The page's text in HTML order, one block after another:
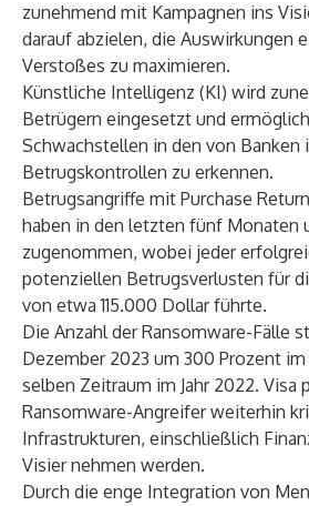
zunehmend mit Kampagnen ins
darauf abzielen, die Auswirkungen
Verstoßes zu maximieren.
Künstliche Intelligenz (KI) wird
Betrügern eingesetzt und
Schwachstellen in den von
Betrugskontrollen zu erkennen.
Betrugsangriffe mit Purchase
haben in den letzten fünf Monaten
zugenommen, wobei jeder
potenziellen Betrugsverlusten für
von etwa 115.000 Dollar führte.
Die Anzahl der Ransomware-Fälle
Dezember 2023 um 300 Prozent
selben Zeitraum im Jahr 2022. Visa
Ransomware-Angreifer weiterhin
Infrastrukturen, einschließlich
Visier nehmen werden.
Durch die enge Integration von